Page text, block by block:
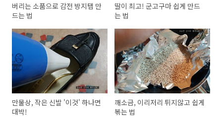
버리는 소품으로 감전 방지탭 만
드는 법
딸이 최고! 군고구마 쉽게 만드
는 법
만물상, 작은 신발 '이것' 하나면
대박!
깨소금, 이리저리 튀지않고 쉽게
볶는 법